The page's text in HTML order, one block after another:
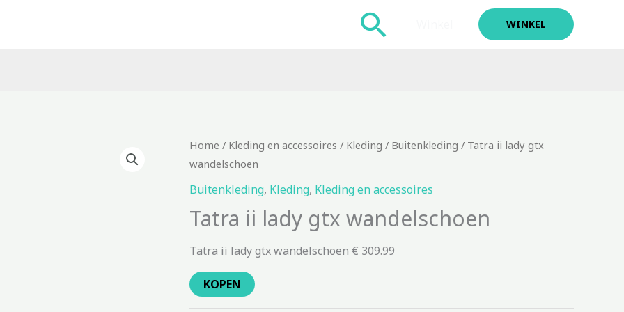
Zoeken WINKEL
Home / Kleding en accessoires / Kleding / Buitenkleding / Tatra ii lady gtx
wandelschoen
Buitenkleding, Kleding, Kleding en accessoires
Tatra ii lady gtx wandelschoen
Tatra ii lady gtx wandelschoen € 309.99
KOPEN